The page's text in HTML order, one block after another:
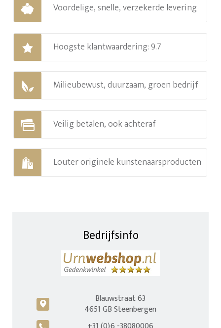
Voordelige, snelle, verzekerde levering
Hoogste klantwaardering: 9.7
Milieubewust, duurzaam, groen bedrijf
Veilig betalen, ook achteraf
Louter originele kunstenaarsproducten
Bedrijfsinfo
c
Blauwstraat 63
4651 GB Steenbergen